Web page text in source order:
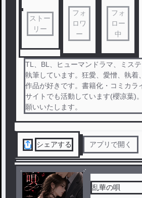
ストー
リー
フォ
ロワ
ー
フォ
ロー
中
TL、BL、ヒューマンドラマ、ミス
執筆しています。狂愛、愛憎、執着
作品が好きです。書籍化・コミカラ
サイトでも活動しています(櫻凉葉)
願いいたします。
シェアする アプリで開く
乱華の唄